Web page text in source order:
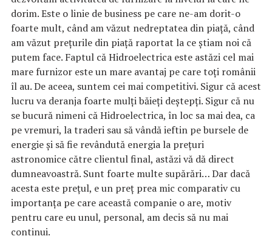
dorim. Este o linie de business pe care ne-am dorit-o
foarte mult, când am văzut nedreptatea din piață, când
am văzut prețurile din piață raportat la ce știam noi că
putem face. Faptul că Hidroelectrica este astăzi cel mai
mare furnizor este un mare avantaj pe care toți românii
îl au. De aceea, suntem cei mai competitivi. Sigur că acest
lucru va deranja foarte mulți băieți deștepți. Sigur că nu
se bucură nimeni că Hidroelectrica, în loc sa mai dea, ca
pe vremuri, la traderi sau să vândă ieftin pe bursele de
energie și să fie revândută energia la prețuri
astronomice către clientul final, astăzi vă dă direct
dumneavoastră. Sunt foarte multe supărări… Dar dacă
acesta este prețul, e un preț prea mic comparativ cu
importanța pe care această companie o are, motiv
pentru care eu unul, personal, am decis să nu mai
continui.